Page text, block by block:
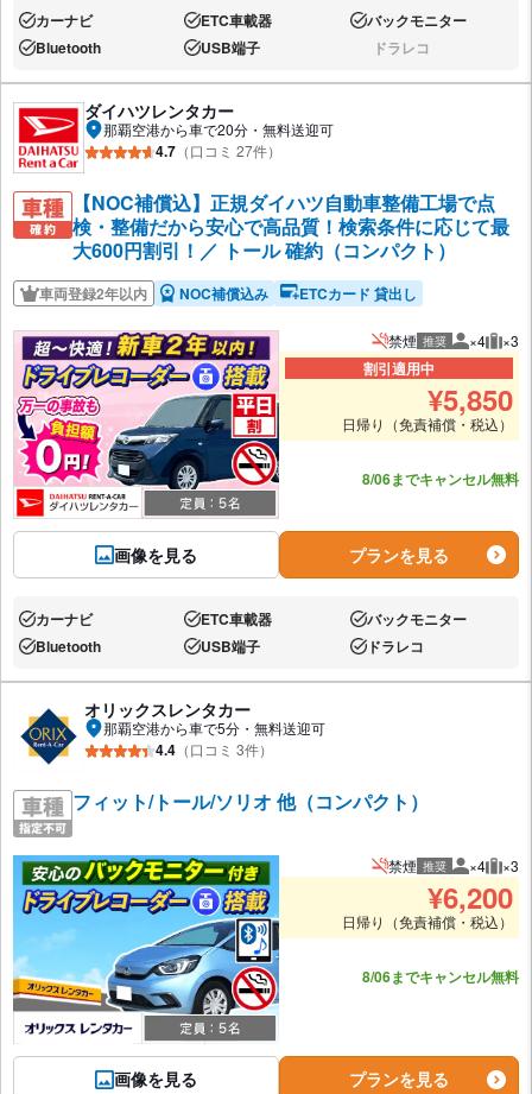
あり:カーナビ あり:ETC車載器 あり:バックモニター
あり:Bluetooth あり:USB端子 なし:ドラレコ
ダイハツレンタカー
那覇空港から車で20分・無料送迎可
4.7 （口コミ 27件）
【NOC補償込】正規ダイハツ自動車整備工場で点
検・整備だから安心で高品質！検索条件に応じて最
大600円割引！／ トール 確約（コンパクト）
車両登録2年以内 NOC補償込み ETCカード 貸出し
画像を見る
禁煙 推奨 推奨人数
×4 推
×3
割引適用中
¥5,850
日帰り（免責補償・税込）
8/06までキャンセル無料
プランを見る
あり:カーナビ あり:ETC車載器 あり:バックモニター
あり:Bluetooth あり:USB端子 あり:ドラレコ
オリックスレンタカー
那覇空港から車で5分・無料送迎可
4.4 （口コミ 3件）
フィット/トール/ソリオ 他（コンパクト）
画像を見る
禁煙 推奨 推奨人数
×4 推
×3
¥6,200
日帰り（免責補償・税込）
8/06までキャンセル無料
プランを見る